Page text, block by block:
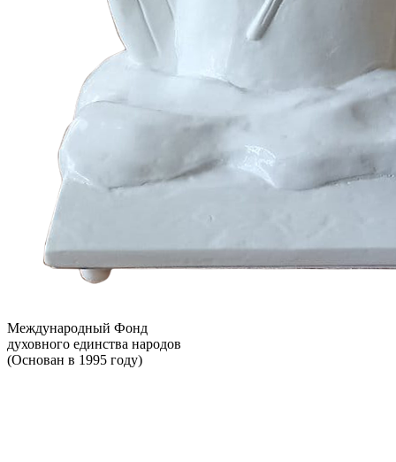
Международный Фонд
духовного единства народов
(Основан в 1995 году)